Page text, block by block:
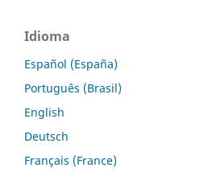
Idioma
Español (España)
Português (Brasil)
English
Deutsch
Français (France)